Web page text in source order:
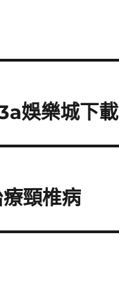
娛樂城下載
頸椎病